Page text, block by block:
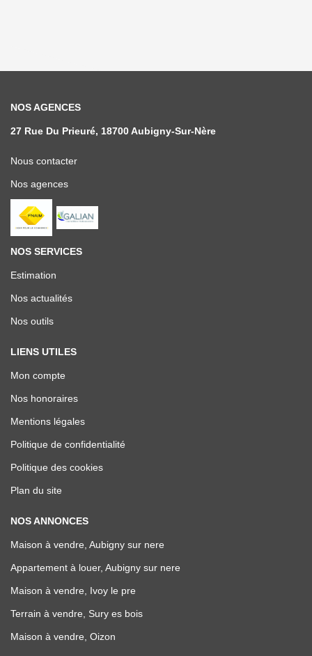
NOS AGENCES
27 Rue Du Prieuré, 18700 Aubigny-Sur-Nère
Nous contacter
Nos agences
NOS SERVICES
Estimation
Nos actualités
Nos outils
LIENS UTILES
Mon compte
Nos honoraires
Mentions légales
Politique de confidentialité
Politique des cookies
Plan du site
NOS ANNONCES
Maison à vendre, Aubigny sur nere
Appartement à louer, Aubigny sur nere
Maison à vendre, Ivoy le pre
Terrain à vendre, Sury es bois
Maison à vendre, Oizon